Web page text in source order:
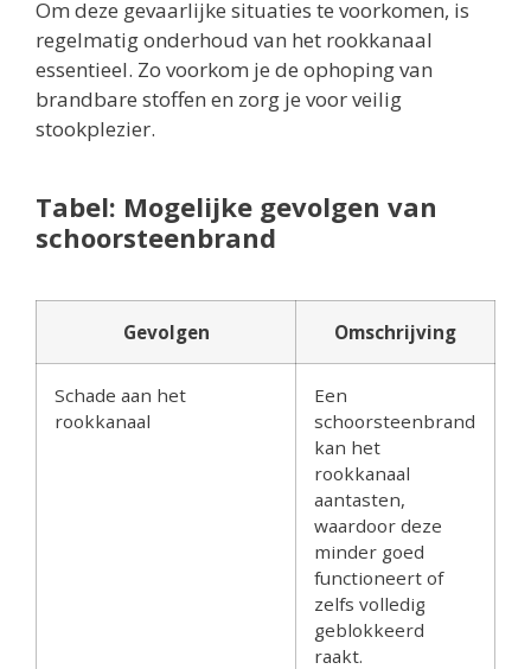
Om deze gevaarlijke situaties te voorkomen, is
regelmatig onderhoud van het rookkanaal
essentieel. Zo voorkom je de ophoping van
brandbare stoffen en zorg je voor veilig
stookplezier.
Tabel: Mogelijke gevolgen van
schoorsteenbrand
Gevolgen Omschrijving
Schade aan het
rookkanaal
Een
schoorsteenbrand
kan het
rookkanaal
aantasten,
waardoor deze
minder goed
functioneert of
zelfs volledig
geblokkeerd
raakt.